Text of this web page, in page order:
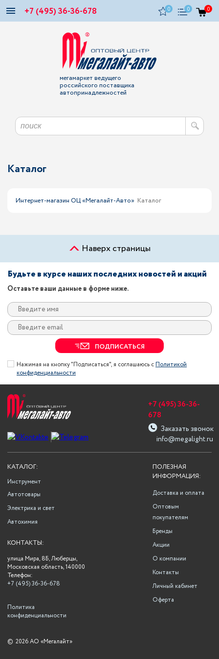
+7 (495) 36-36-678 0 0 0
мегамаркет ведущего
российского поставщика
автопринадлежностей
Каталог
Интернет-магазин ОЦ «Мегалайт-Авто» Каталог
Наверх страницы
Будьте в курсе наших последних новостей и акций
Оставьте ваши данные в форме ниже.
ПОДПИСАТЬСЯ
Нажимая на кнопку "Подписаться", я соглашаюсь сПолитикой
конфиденциальности
info@megalight.ru
+7 (495) 36-36-
678
Заказать звонок
ПОЛЕЗНАЯ
ИНФОРМАЦИЯ:
Доставка и оплата
Оптовым
покупателям
Бренды
Акции
О компании
Контакты
Личный кабинет
Оферта
КАТАЛОГ:
Инструмент
Автотовары
Электрика и свет
Автохимия
КОНТАКТЫ:
улица Мира, 8Б, Люберцы,
Московская область, 140000
Телефон:
+7 (495) 36-36-678
Политика
конфиденциальности
© 2026 АО «Мегалайт»